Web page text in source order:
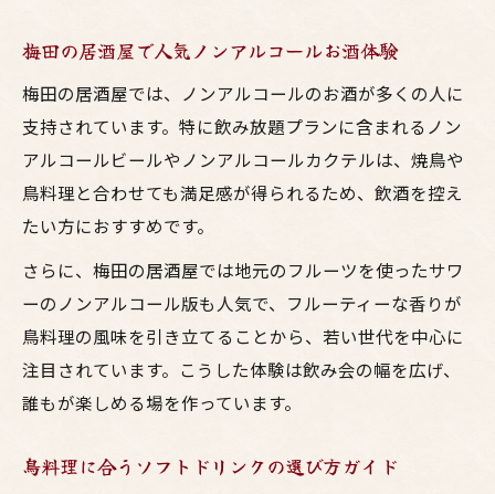
梅田の居酒屋で人気ノンアルコールお酒体験
梅田の居酒屋では、ノンアルコールのお酒が多くの人に
支持されています。特に飲み放題プランに含まれるノン
アルコールビールやノンアルコールカクテルは、焼鳥や
鳥料理と合わせても満足感が得られるため、飲酒を控え
たい方におすすめです。
さらに、梅田の居酒屋では地元のフルーツを使ったサワ
ーのノンアルコール版も人気で、フルーティーな香りが
鳥料理の風味を引き立てることから、若い世代を中心に
注目されています。こうした体験は飲み会の幅を広げ、
誰もが楽しめる場を作っています。
鳥料理に合うソフトドリンクの選び方ガイド